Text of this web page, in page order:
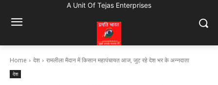
A Unit Of Tejas Enterprises
Home देश रामलीला मैदान में किसान महापंचायत आज, जुट रहे देश भर के अन्नदाता
देश